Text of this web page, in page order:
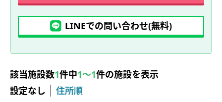
LINEでの問い合わせ(無料)
該当施設数1件中1～1件の施設を表示
設定なし
住所順